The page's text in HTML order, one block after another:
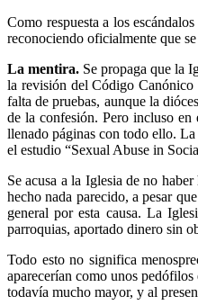
Como respuesta a los
reconociendo oficialmente que
La mentira. Se propaga que la
la revisión del Código Canónico
falta de pruebas, aunque la
de la confesión. Pero incluso
llenado páginas con todo ello.
el estudio “Sexual Abuse in
Se acusa a la Iglesia de no
hecho nada parecido, a pesar
general por esta causa. La
parroquias, aportado dinero sin
Todo esto no significa
aparecerían como unos
todavía mucho mayor, y al